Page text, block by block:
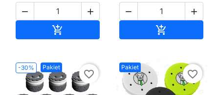
 

 

-30% Pakiet
favorite_border
Pakiet
favorite_border